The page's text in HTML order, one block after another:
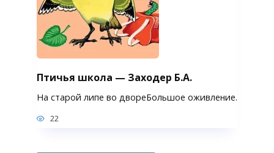
Птичья школа — Заходер Б.А.
На старой липе во двореБольшое оживление.
22